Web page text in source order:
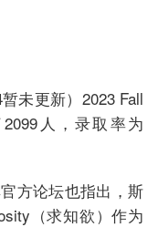
未更新）2023 Fall
人，录取率为
方论坛也指出，斯
（求知欲）作为